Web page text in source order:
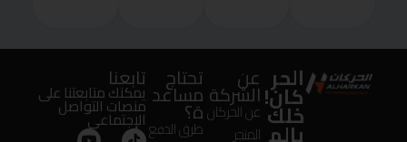
الحر
كان!
خلك
عن
الشركة
عن الحركان
المتجر
تحتاج
مساعد
ة؟
طرق الدفع
تابعنا
يمكنك متابعتنا على
منصات التواصل
الإجتماعى